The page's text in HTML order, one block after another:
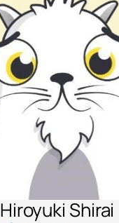
Hiroyuki Shirai